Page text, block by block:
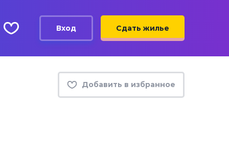
Вход Сдать жилье
Добавить в избранное